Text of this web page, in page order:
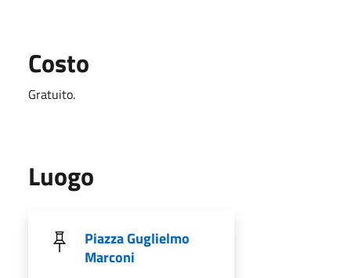
Costo
Gratuito.
Luogo
Piazza Guglielmo
Marconi